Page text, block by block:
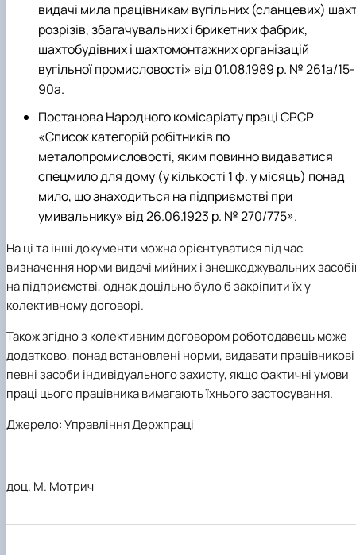
видачі мила працівникам вугільних (сланцевих)
розрізів, збагачувальних і брикетних фабрик,
шахтобудівних і шахтомонтажних організацій
вугільної промисловості» від 01.08.1989 р. № 261а/15-
90а.
Постанова Народного комісаріату праці СРСР
«Список категорій робітників по
металопромисловості, яким повинно видаватися
спецмило для дому (у кількості 1 ф. у місяць) понад
мило, що знаходиться на підприємстві при
умивальнику» від 26.06.1923 р. № 270/775».
На ці та інші документи можна орієнтуватися під час
визначення норми видачі мийних і знешкоджувальних
на підприємстві, однак доцільно було б закріпити їх у
колективному договорі.
Також згідно з колективним договором роботодавець може
додатково, понад встановлені норми, видавати працівникові
певні засоби індивідуального захисту, якщо фактичні умови
праці цього працівника вимагають їхнього застосування.
Джерело:Управління Держпраці
доц. М. Мотрич